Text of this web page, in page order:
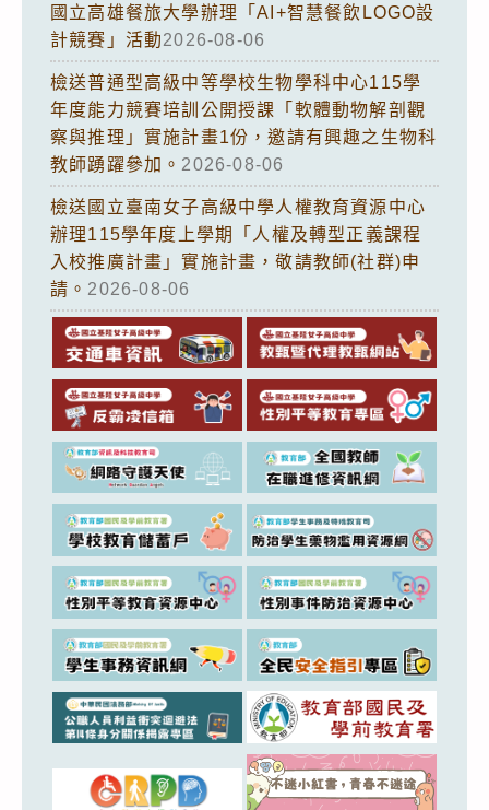
國立高雄餐旅大學辦理「AI+智慧餐飲LOGO設
計競賽」活動2026-08-06
檢送普通型高級中等學校生物學科中心115學
年度能力競賽培訓公開授課「軟體動物解剖觀
察與推理」實施計畫1份，邀請有興趣之生物科
教師踴躍參加。 2026-08-06
檢送國立臺南女子高級中學人權教育資源中心
辦理115學年度上學期「人權及轉型正義課程
入校推廣計畫」實施計畫，敬請教師(社群)申
請。 2026-08-06